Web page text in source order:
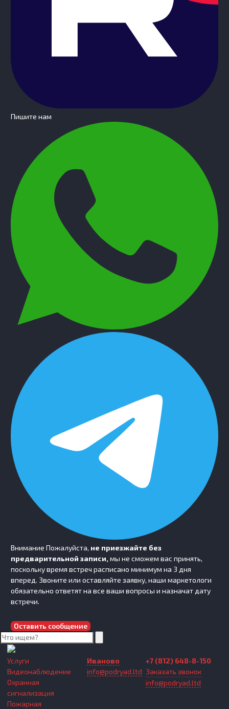
Пишите нам
Внимание Пожалуйста, не приезжайте без
предварительной записи, мы не сможем вас принять,
поскольку время встреч расписано минимум на 3 дня
вперед. Звоните или оставляйте заявку, наши маркетологи
обязательно ответят на все ваши вопросы и назначат дату
встречи.
Оставить сообщение
Услуги
Видеонаблюдение
Охранная
сигнализация
Пожарная
Иваново
info@podryad.ltd
+7 (812) 648-8-150
Заказать звонок
info@podryad.ltd